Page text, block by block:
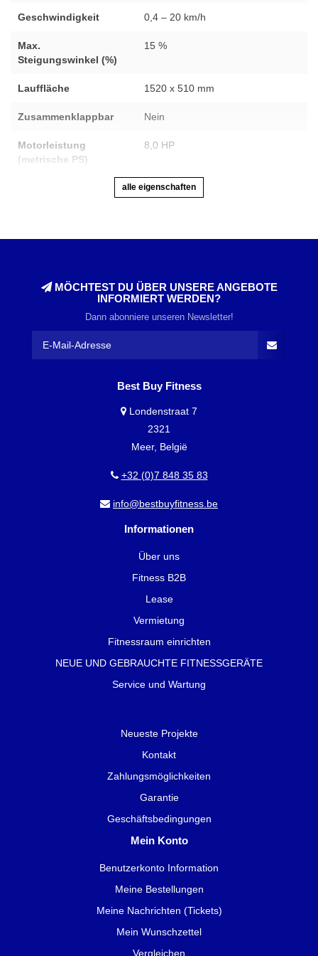
Geschwindigkeit 0,4 – 20 km/h
Max.
Steigungswinkel (%)
15 %
Lauffläche 1520 x 510 mm
Zusammenklappbar Nein
Motorleistung
(metrische PS)
8,0 HP
alle eigenschaften
MÖCHTEST DU ÜBER UNSERE ANGEBOTE
INFORMIERT WERDEN?
Dann abonniere unseren Newsletter!
Best Buy Fitness
Londenstraat 7
2321
Meer, België
+32 (0)7 848 35 83
info@bestbuyfitness.be
Informationen
Über uns
Fitness B2B
Lease
Vermietung
Fitnessraum einrichten
NEUE UND GEBRAUCHTE FITNESSGERÄTE
Service und Wartung
Neueste Projekte
Kontakt
Zahlungsmöglichkeiten
Garantie
Geschäftsbedingungen
Mein Konto
Benutzerkonto Information
Meine Bestellungen
Meine Nachrichten (Tickets)
Mein Wunschzettel
Vergleichen